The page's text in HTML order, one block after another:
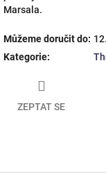
Marsala.
Můžeme doručit do:
Kategorie:
ZEPTAT SE